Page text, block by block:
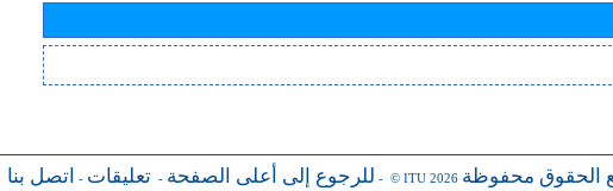
للرجوع إلى أعلى الصفحة - تعليقات - اتصل بنا - © ITU 2026 الحقوق محفوظة